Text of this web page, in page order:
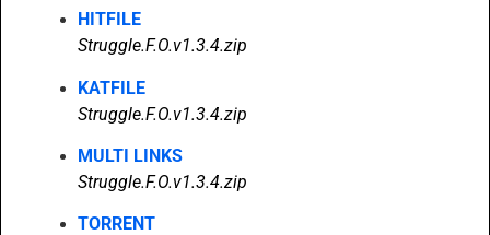
HITFILE
Struggle.F.O.v1.3.4.zip
KATFILE
Struggle.F.O.v1.3.4.zip
MULTI LINKS
Struggle.F.O.v1.3.4.zip
TORRENT